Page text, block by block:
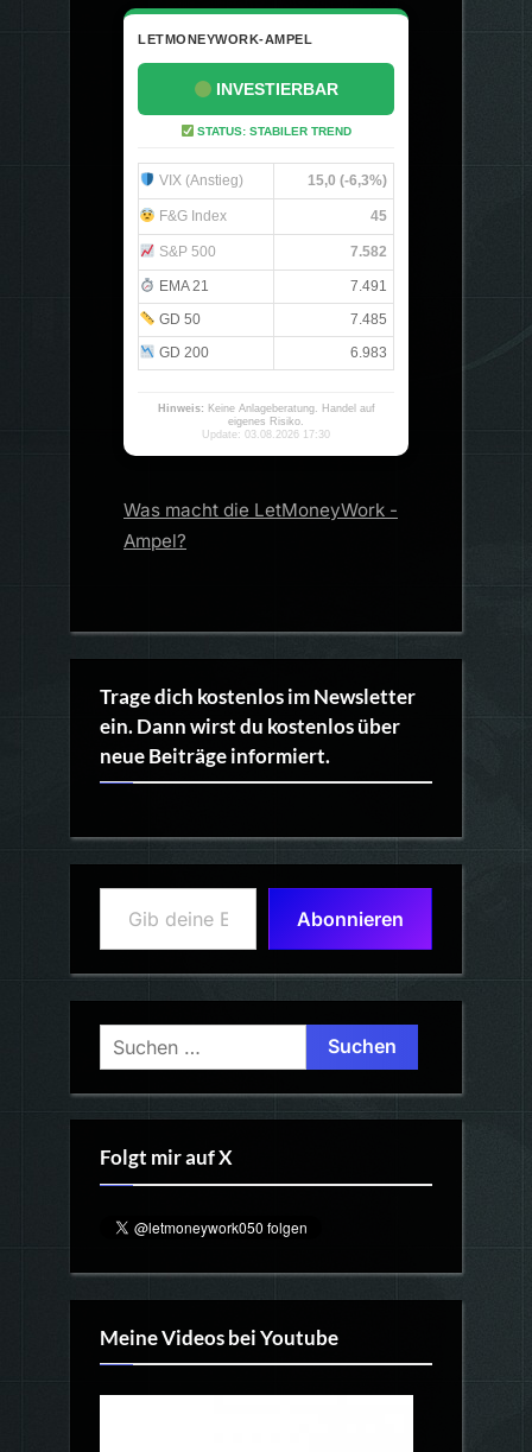
LETMONEYWORK-AMPEL
INVESTIERBAR
STATUS: STABILER TREND
VIX (Anstieg) 15,0 (-6,3%)
F&G Index 45
S&P 500 7.582
EMA 21
7.491
GD 50
7.485
GD 200
6.983
Hinweis: Keine Anlageberatung. Handel auf
eigenes Risiko.
Update: 03.08.2026 17:30
Was macht die LetMoneyWork -
Ampel?
Trage dich kostenlos im Newsletter
ein. Dann wirst du kostenlos über
neue Beiträge informiert.
Gib deine E-Mail-Adresse ein ...
Abonnieren
Suchen
nach:
Folgt mir auf X
Meine Videos bei Youtube